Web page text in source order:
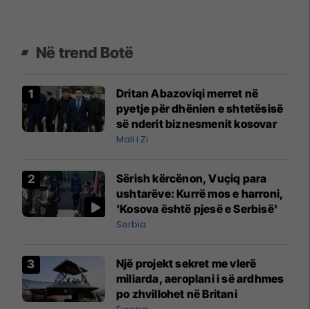
Në trend Botë
Dritan Abazoviqi merret në
pyetje për dhënien e shtetësisë
së nderit biznesmenit kosovar
Mali i Zi
Sërish kërcënon, Vuçiq para
ushtarëve: Kurrë mos e harroni,
'Kosova është pjesë e Serbisë'
Serbia
Një projekt sekret me vlerë
miliarda, aeroplani i së ardhmes
po zhvillohet në Britani